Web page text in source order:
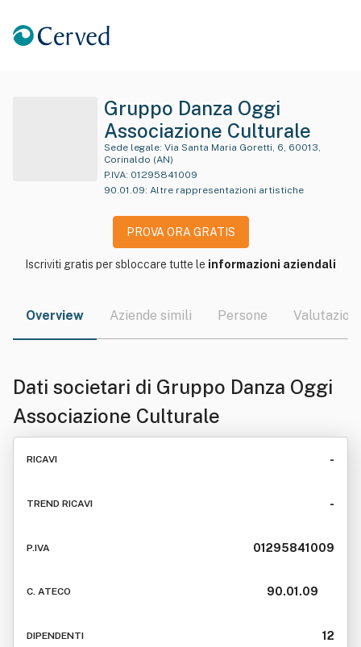
Gruppo Danza Oggi
Associazione Culturale
Sede legale:
Corinaldo (AN)
P.IVA: 01295841009
90.01.09: Altre rappresentazioni artistiche
PROVA ORA GRATIS
Iscriviti gratis per sbloccare tutte le informazioni aziendali
Overview Aziende simili Persone Valutazioni
Dati societari di Gruppo Danza Oggi
Associazione Culturale
RICAVI -
TREND RICAVI -
P.IVA 01295841009
C. ATECO 90.01.09
DIPENDENTI 12